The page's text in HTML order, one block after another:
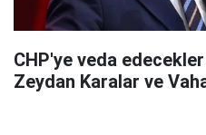
CHP'ye veda
Zeydan Karalar ve